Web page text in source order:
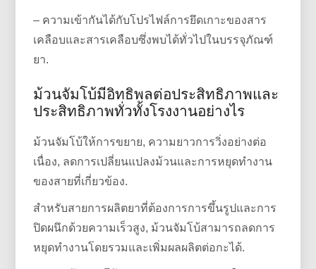
– ความเข้ากันได้กับโปรไฟล์การยึดเกาะของสาร
เคลือบและสารเคลือบซึ่งพบได้ทั่วไปในบรรจุภัณฑ์
ยา.
ม้วนจัมโบ้มีอิทธิพลต่อประสิทธิภาพและ
ประสิทธิภาพทั่วทั้งโรงงานอย่างไร
ม้วนจัมโบ้ให้การขยาย, ความยาวการวิ่งอย่างต่อ
เนื่อง, ลดการเปลี่ยนแปลงม้วนและการหยุดทำงาน
ของสายที่เกี่ยวข้อง.
สำหรับสายการผลิตยาที่ต้องการการขึ้นรูปและการ
ปิดผนึกด้วยความเร็วสูง, ม้วนจัมโบ้สามารถลดการ
หยุดทำงานโดยรวมและเพิ่มผลผลิตต่อกะได้.